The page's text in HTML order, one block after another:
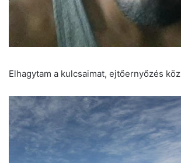
Elhagytam a kulcsaimat, ejtőernyőzés